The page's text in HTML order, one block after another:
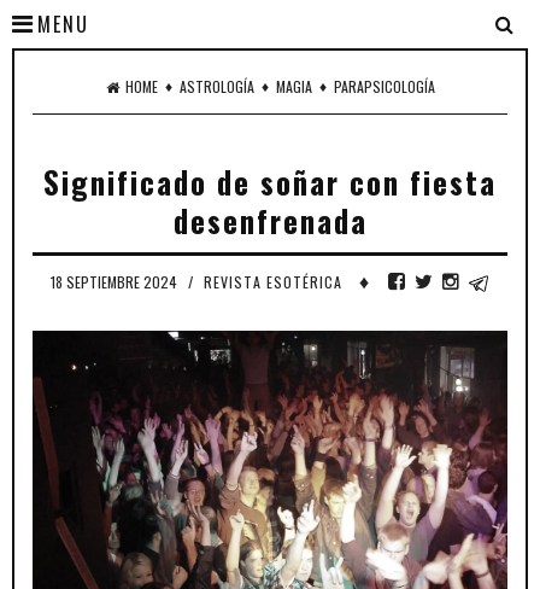
MENU
HOME ♦ ASTROLOGÍA ♦ MAGIA ♦ PARAPSICOLOGÍA
Significado de soñar con fiesta
desenfrenada
18 SEPTIEMBRE 2024 / REVISTA ESOTÉRICA ♦